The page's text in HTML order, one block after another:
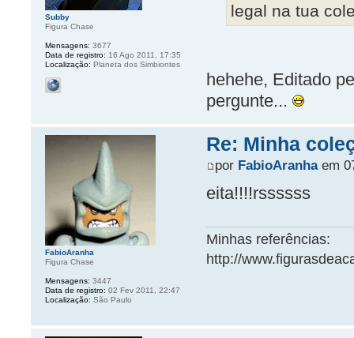
legal na tua
hehehe, Editado
pergunte...
Subby
Figura Chase
Mensagens: 3677
Data de registro: 16 Ago 2011, 17:35
Localização: Planeta dos Simbiontes
Re: Minha
por FabioAranhaem
eita!!!!rssssss
Minhas referências:
http://
FabioAranha
Figura Chase
Mensagens: 3447
Data de registro: 02 Fev 2011, 22:47
Localização: São Paulo